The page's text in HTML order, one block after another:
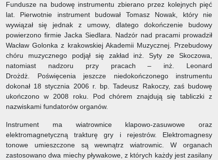
Fundusze na budowę instrumentu zbierano przez kolejnych pięć
lat. Pierwotnie instrument budował Tomasz Nowak, który nie
wywiązał się jednak z umowy, dlatego dokończenie budowy
powierzono firmie Jacka Siedlara. Nadzór nad pracami prowadził
Wacław Golonka z krakowskiej Akademii Muzycznej. Przebudowy
chóru muzycznego podjął się zakład inż. Syty ze Skoczowa,
natomiast nadzoru przy pracach – inż. Leonard
Drożdż. Poświęcenia jeszcze niedokończonego instrumentu
dokonał 18 stycznia 2006 r. bp. Tadeusz Rakoczy, zaś budowę
ukończono w 2008 roku. Pod chórem znajdują się tabliczki z
nazwiskami fundatorów organów.
Instrument ma wiatrownice klapowo-zasuwowe oraz
elektromagnetyczną trakturę gry i rejestrów. Elektromagnesy
tonowe umieszczone są wewnątrz wiatrownic. W organach
zastosowano dwa miechy pływakowe, z których każdy jest zasilany